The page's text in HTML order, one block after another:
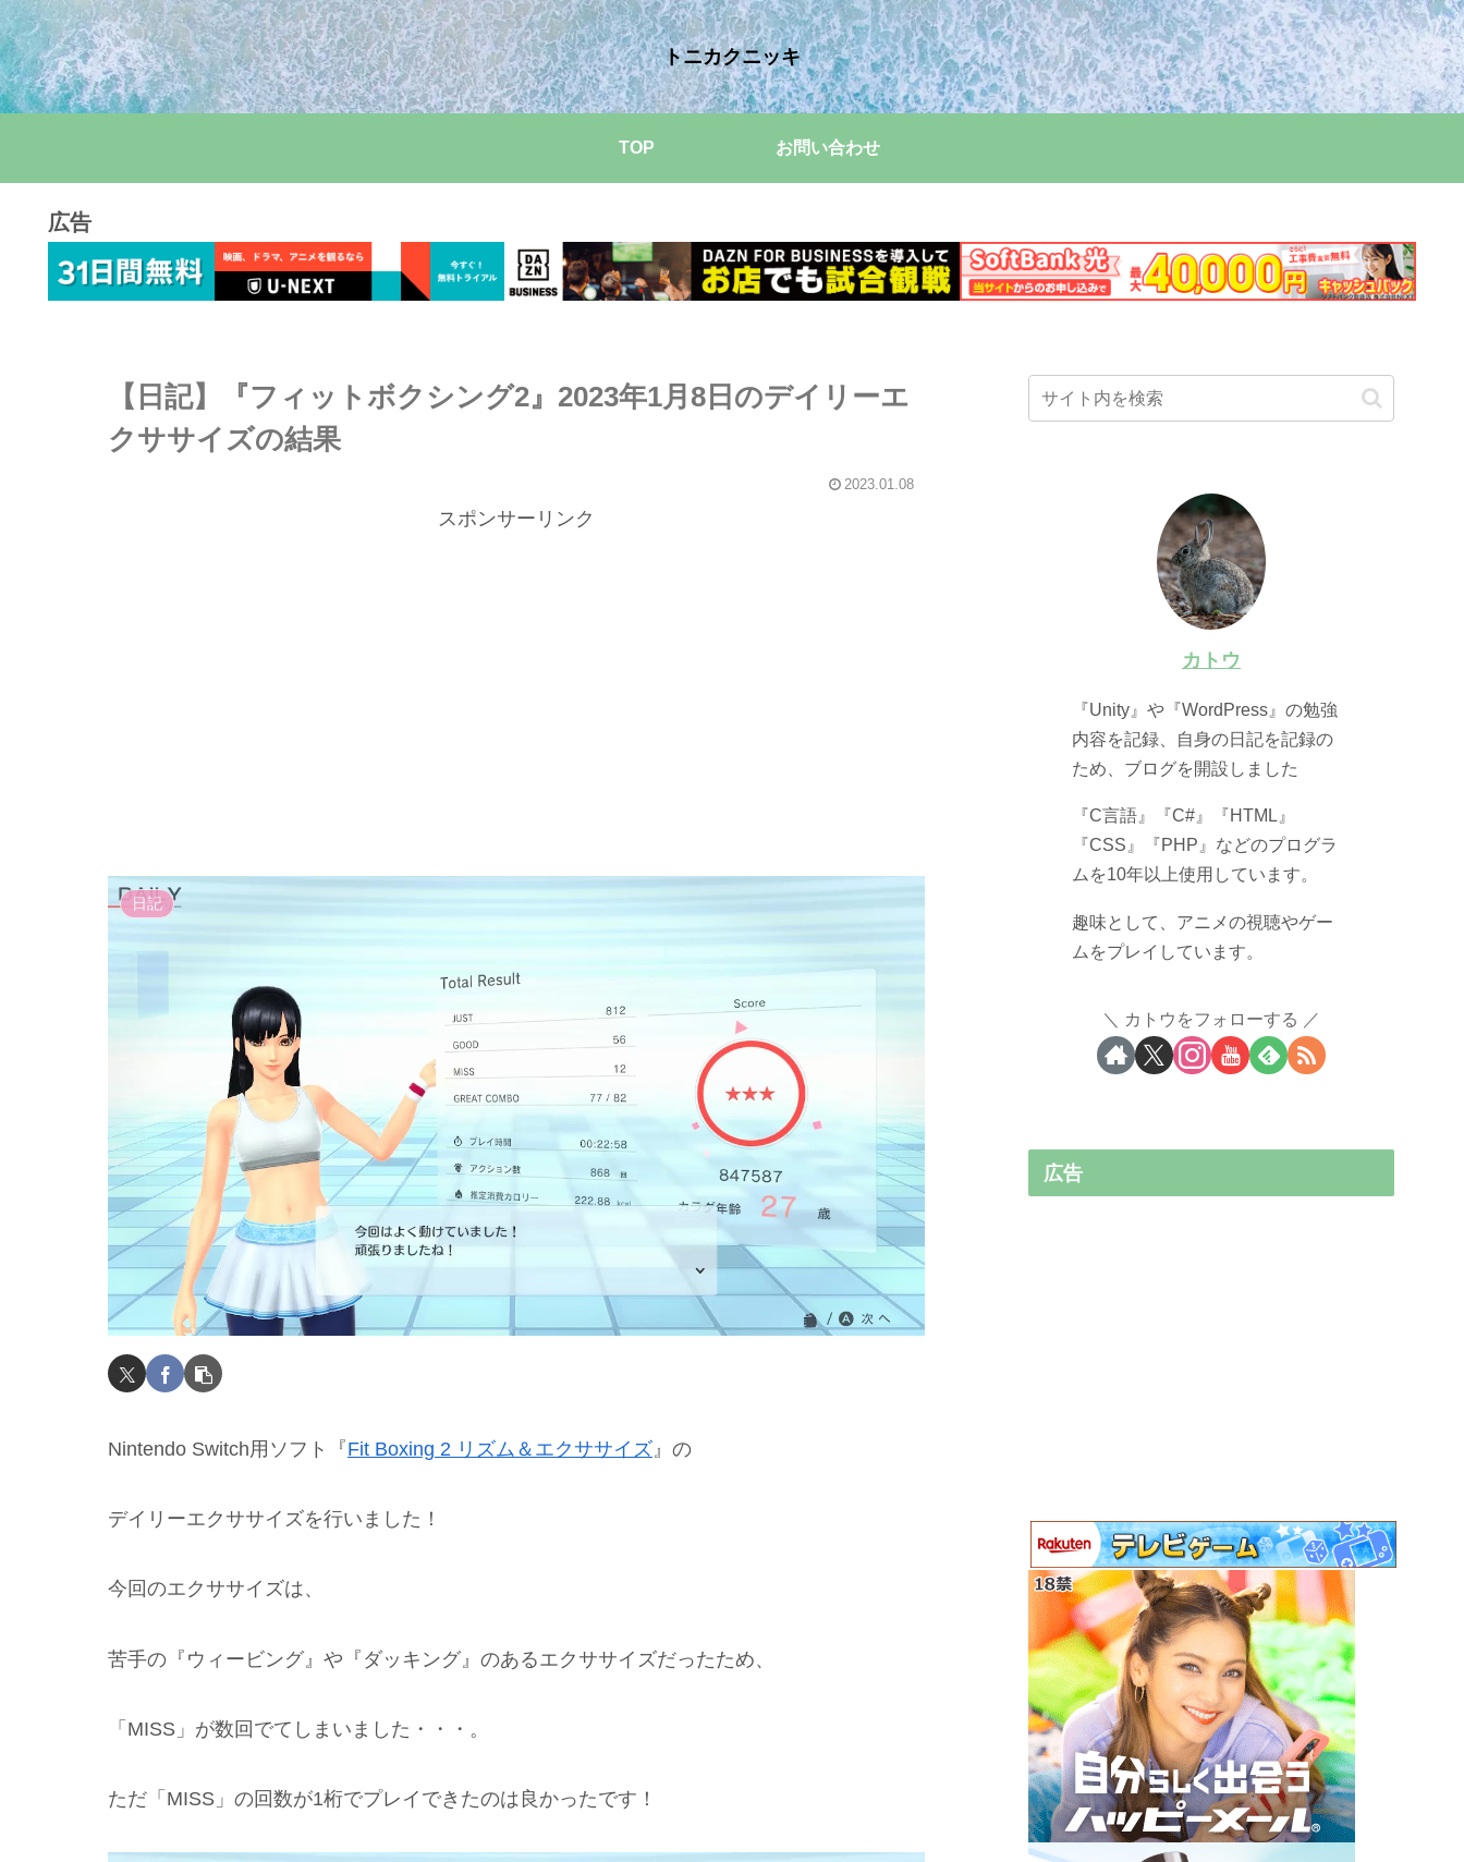
トニカクニッキ
TOP お問い合わせ
広告
【日記】『フィットボクシング2』2023年1月8日のデイリーエ
クササイズの結果
2023.01.08
スポンサーリンク
日記
Nintendo Switch用ソフト『Fit Boxing 2 リズム＆エクササイズ 』の
デイリーエクササイズを行いました！
今回のエクササイズは、
苦手の『ウィービング』や『ダッキング』のあるエクササイズだったため、
「MISS」が数回でてしまいました・・・。
ただ「MISS」の回数が1桁でプレイできたのは良かったです！
カトウ
『Unity』や『WordPress』の勉強
内容を記録、自身の日記を記録の
ため、ブログを開設しました
『C言語』『C#』『HTML』
『CSS』『PHP』などのプログラ
ムを10年以上使用しています。
趣味として、アニメの視聴やゲー
ムをプレイしています。
カトウをフォローする
広告